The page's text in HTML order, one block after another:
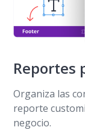
Reportes
Organiza las
reporte
negocio.